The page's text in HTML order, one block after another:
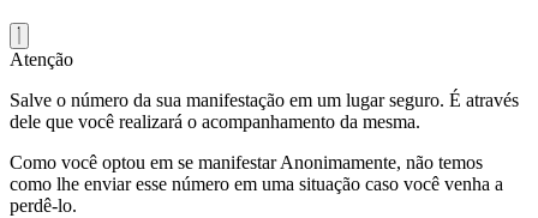
Atenção
Salve o número da sua manifestação em um lugar seguro. É através
dele que você realizará o acompanhamento da mesma.
Como você optou em se manifestar Anonimamente, não temos
como lhe enviar esse número em uma situação caso você venha a
perdê-lo.